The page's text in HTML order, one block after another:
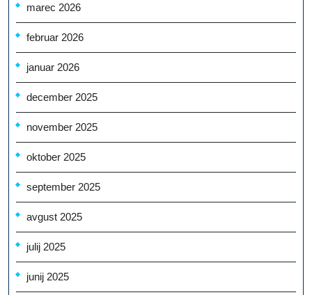
marec 2026
februar 2026
januar 2026
december 2025
november 2025
oktober 2025
september 2025
avgust 2025
julij 2025
junij 2025